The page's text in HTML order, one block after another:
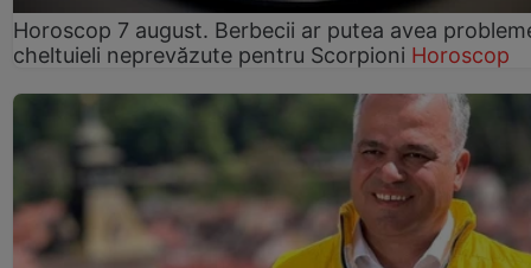
Horoscop 7 august. Berbecii ar putea avea
cheltuieli neprevăzute pentru Scorpioni Horoscop